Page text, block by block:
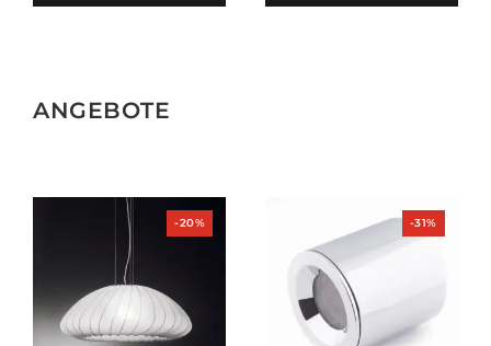
ANGEBOTE
-20%Produkt
im
-31%Produkt
im